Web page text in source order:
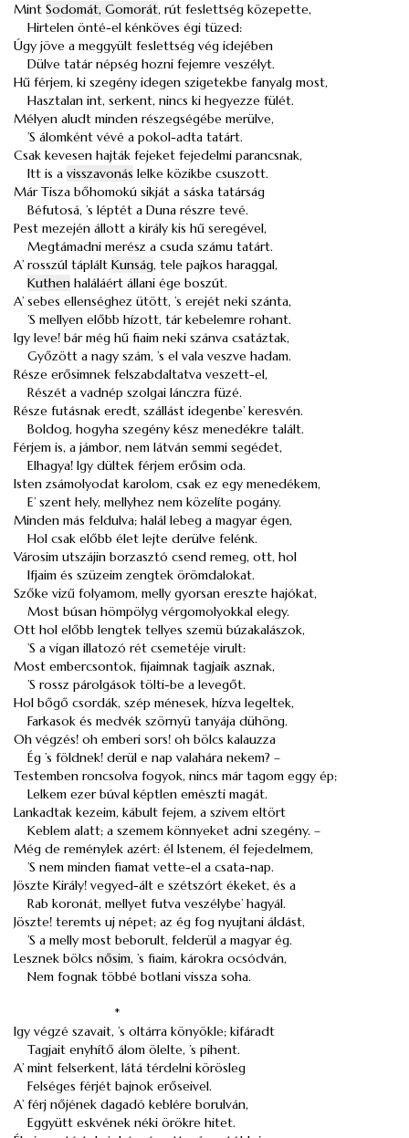
Mint Sodomát, Gomorát, rút feslettség közepette,
Hirtelen önté-el kénköves égi tüzed:
Úgy jöve a meggyült feslettség vég idejében
Dülve tatár népség hozni fejemre veszélyt.
Hű férjem, ki szegény idegen szigetekbe fanyalg most,
Hasztalan int, serkent, nincs ki hegyezze fülét.
Mélyen aludt minden részegségébe merülve,
’S álomként vévé a pokol-adta tatárt.
Csak kevesen hajták fejeket fejedelmi parancsnak,
Itt is a visszavonás lelke közikbe csuszott.
Már Tisza bőhomokú sikját a sáska tatárság
Béfutosá, ’s léptét a Duna részre tevé.
Pest mezején állott a király kis hű seregével,
Megtámadni merész a csuda számu tatárt.
A’ rosszúl táplált Kunság, tele pajkos haraggal,
Kuthen haláláért állani ége boszút.
A’ sebes ellenséghez ütött, ’s erejét neki szánta,
’S mellyen előbb hízott, tár kebelemre rohant.
Igy leve! bár még hű fiaim neki szánva csatáztak,
Győzött a nagy szám, ’s el vala veszve hadam.
Része erősimnek felszabdaltatva veszett-el,
Részét a vadnép szolgai lánczra füzé.
Része futásnak eredt, szállást idegenbe’ keresvén.
Boldog, hogyha szegény kész menedékre talált.
Férjem is, a jámbor, nem látván semmi segédet,
Elhagya! Igy dültek férjem erősim oda.
Isten zsámolyodat karolom, csak ez egy menedékem,
E’ szent hely, mellyhez nem közelíte pogány.
Minden más feldulva; halál lebeg a magyar égen,
Hol csak előbb élet lejte derülve felénk.
Városim utszájin borzasztó csend remeg, ott, hol
Ifjaim és szüzeim zengtek örömdalokat.
Szőke vizű folyamom, melly gyorsan ereszte hajókat,
Most búsan hömpölyg vérgomolyokkal elegy.
Ott hol előbb lengtek tellyes szemü búzakalászok,
’S a vigan illatozó rét csemetéje virult:
Most embercsontok, fijaimnak tagjaik asznak,
’S rossz párolgások tölti-be a levegőt.
Hol bőgő csordák, szép ménesek, hízva legeltek,
Farkasok és medvék szörnyü tanyája dühöng.
Oh végzés! oh emberi sors! oh bölcs kalauzza
Ég ’s földnek! derül e nap valahára nekem? –
Testemben roncsolva fogyok, nincs már tagom eggy ép;
Lelkem ezer búval képtlen emészti magát.
Lankadtak kezeim, kábult fejem, a szivem eltört
Keblem alatt; a szemem könnyeket adni szegény. –
Még de reménylek azért: él Istenem, él fejedelmem,
’S nem minden fiamat vette-el a csata-nap.
Jöszte Király! vegyed-ált e szétszórt ékeket, és a
Rab koronát, mellyet futva veszélybe’ hagyál.
Jöszte! teremts uj népet; az ég fog nyujtani áldást,
’S a melly most beborult, felderül a magyar ég.
Lesznek bölcs nősim, ’s fiaim, károkra ocsódván,
Nem fognak többé botlani vissza soha.
*
Igy végzé szavait, ’s oltárra könyökle; kifáradt
Tagjait enyhítő álom ölelte, ’s pihent.
A’ mint felserkent, látá térdelni körösleg
Felséges férjét bajnok erőseivel.
A’ férj nőjének dagadó keblére borulván,
Eggyütt eskvének néki örökre hitet.